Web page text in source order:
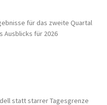
für das zweite Quartal
Ausblicks für 2026
statt starrer Tagesgrenze